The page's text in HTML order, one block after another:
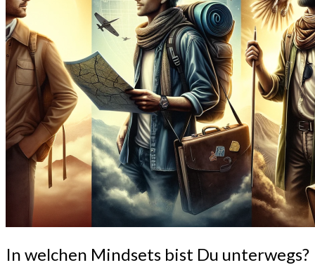
In
welchen
In welchen Mindsets bist Du unterwegs?